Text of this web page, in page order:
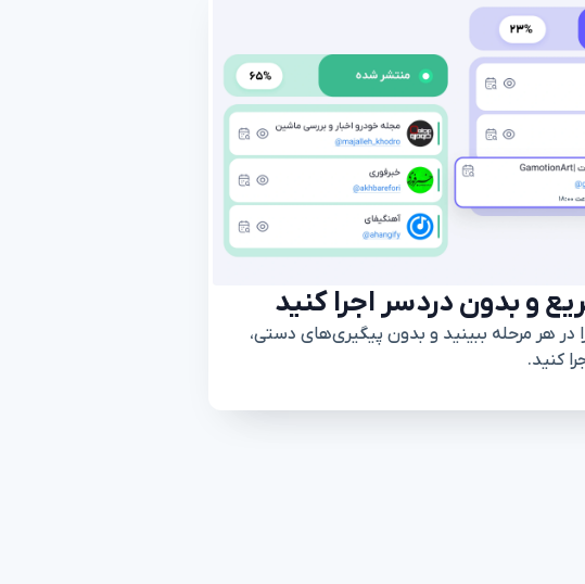
و بدون دردسر اجرا کنید
در هر مرحله ببینید و بدون پیگیری‌های دستی،
کنید.